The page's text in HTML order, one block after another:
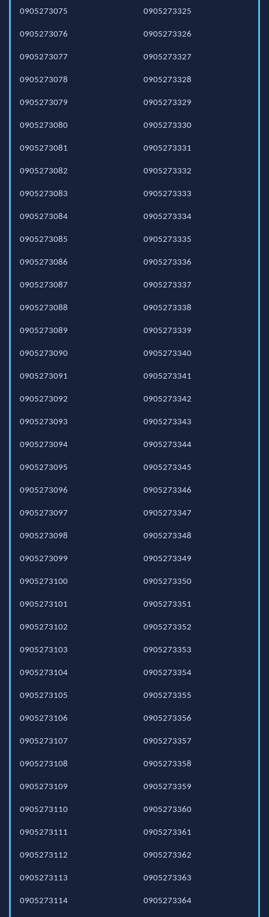
0905273075
0905273076
0905273077
0905273078
0905273079
0905273080
0905273081
0905273082
0905273083
0905273084
0905273085
0905273086
0905273087
0905273088
0905273089
0905273090
0905273091
0905273092
0905273093
0905273094
0905273095
0905273096
0905273097
0905273098
0905273099
0905273100
0905273101
0905273102
0905273103
0905273104
0905273105
0905273106
0905273107
0905273108
0905273109
0905273110
0905273111
0905273112
0905273113
0905273114
0905273325
0905273326
0905273327
0905273328
0905273329
0905273330
0905273331
0905273332
0905273333
0905273334
0905273335
0905273336
0905273337
0905273338
0905273339
0905273340
0905273341
0905273342
0905273343
0905273344
0905273345
0905273346
0905273347
0905273348
0905273349
0905273350
0905273351
0905273352
0905273353
0905273354
0905273355
0905273356
0905273357
0905273358
0905273359
0905273360
0905273361
0905273362
0905273363
0905273364